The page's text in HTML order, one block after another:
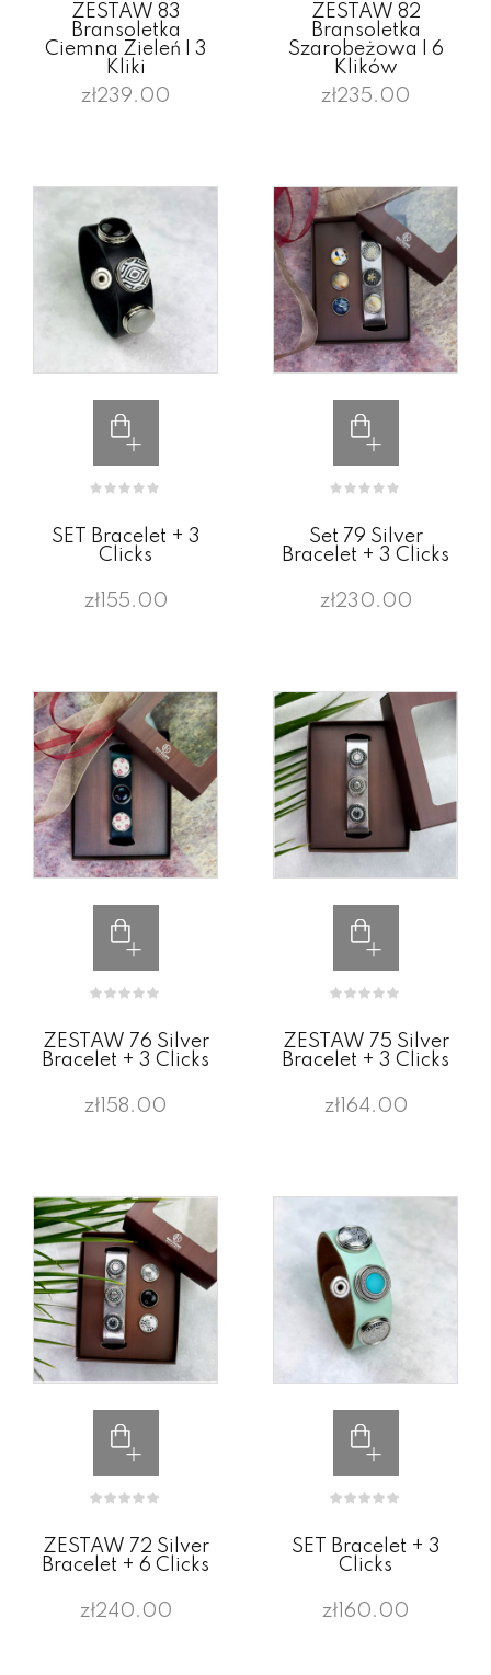
ZESTAW 83
Bransoletka
Ciemna Zieleń I 3
Kliki
zł239.00
ZESTAW 82
Bransoletka
Szarobeżowa I 6
Klików
zł235.00
SET Bracelet + 3
Clicks
zł155.00
Set 79 Silver
Bracelet + 3 Clicks
zł230.00
ZESTAW 76 Silver
Bracelet + 3 Clicks
zł158.00
ZESTAW 75 Silver
Bracelet + 3 Clicks
zł164.00
ZESTAW 72 Silver
Bracelet + 6 Clicks
zł240.00
SET Bracelet + 3
Clicks
zł160.00